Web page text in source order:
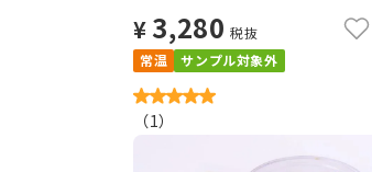
¥ 3,280 税抜
常温
サンプル対象外
（1）